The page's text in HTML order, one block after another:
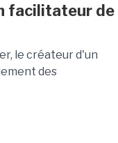
facilitateur de
le créateur d'un
des